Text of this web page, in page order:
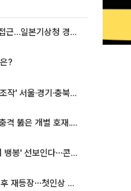
태풍 '돌핀' 오키나와 접근…일본기상청 경로 업데이트
?
기·충북 선관위 등 추가 압수수색
[증시키워드] 반도체 충격 뚫은 개별 호재...포스코퓨처엠·에코프로·한화솔루션 '눈길'
빅뱅, 20주년 기념 '새 뱅봉' 선보인다⋯콘서트 앞두고 팝업 개최
‘나솔사계’ 국화, 결별 후 재등장⋯첫인상 투표 휩쓸고 ‘인기녀’ 등극